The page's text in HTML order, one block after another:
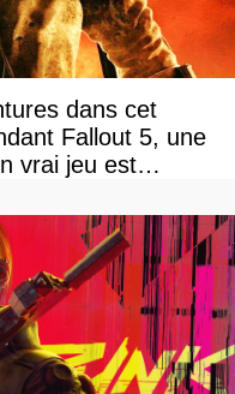
dans cet
Fallout 5, une
vrai jeu est